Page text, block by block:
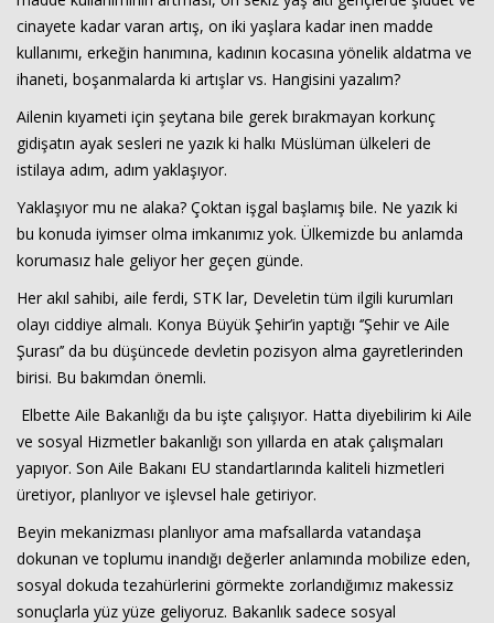
cinayete kadar varan artış, on iki yaşlara kadar inen madde
kullanımı, erkeğin hanımına, kadının kocasına yönelik aldatma ve
ihaneti, boşanmalarda ki artışlar vs. Hangisini yazalım?
Ailenin kıyameti için şeytana bile gerek bırakmayan korkunç
gidişatın ayak sesleri ne yazık ki halkı Müslüman ülkeleri de
istilaya adım, adım yaklaşıyor.
Yaklaşıyor mu ne alaka? Çoktan işgal başlamış bile. Ne yazık ki
bu konuda iyimser olma imkanımız yok. Ülkemizde bu anlamda
korumasız hale geliyor her geçen günde.
Her akıl sahibi, aile ferdi, STK lar, Develetin tüm ilgili kurumları
olayı ciddiye almalı. Konya Büyük Şehir’in yaptığı ‘’Şehir ve Aile
Şurası’’ da bu düşüncede devletin pozisyon alma gayretlerinden
birisi. Bu bakımdan önemli.
Elbette Aile Bakanlığı da bu işte çalışıyor. Hatta diyebilirim ki Aile
ve sosyal Hizmetler bakanlığı son yıllarda en atak çalışmaları
yapıyor. Son Aile Bakanı EU standartlarında kaliteli hizmetleri
üretiyor, planlıyor ve işlevsel hale getiriyor.
Beyin mekanizması planlıyor ama mafsallarda vatandaşa
dokunan ve toplumu inandığı değerler anlamında mobilize eden,
sosyal dokuda tezahürlerini görmekte zorlandığımız makessiz
sonuçlarla yüz yüze geliyoruz. Bakanlık sadece sosyal